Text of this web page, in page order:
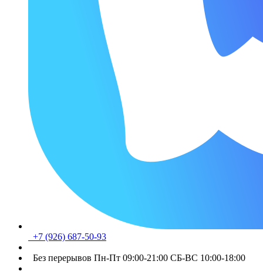
+7 (926) 687-50-93
Без перерывов Пн-Пт 09:00-21:00 СБ-ВС 10:00-18:00